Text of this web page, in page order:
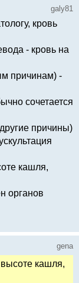
galy81
кровь
- кровь на
причинам) -
сочетается
причины)
кашля,
органов
gena
кашля,